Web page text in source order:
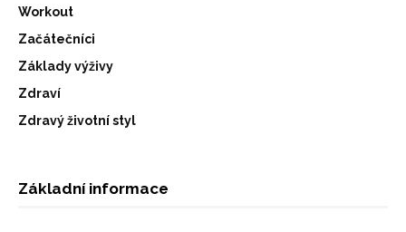
Workout
Začátečníci
Základy výživy
Zdraví
Zdravý životní styl
Základní informace